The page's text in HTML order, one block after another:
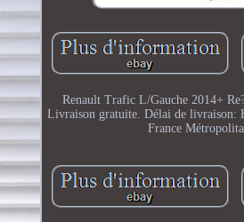
Renault Trafic L/Gauche 2014+
Livraison gratuite. Délai de livraison:
France